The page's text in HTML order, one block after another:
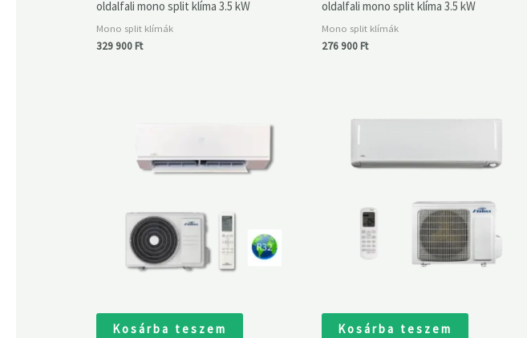
oldalfali mono split klíma 3.5 kW
Mono split klímák
329 900Ft
oldalfali mono split klíma 3.5 kW
Mono split klímák
276 900Ft
Kosárba teszem
Kosárba teszem